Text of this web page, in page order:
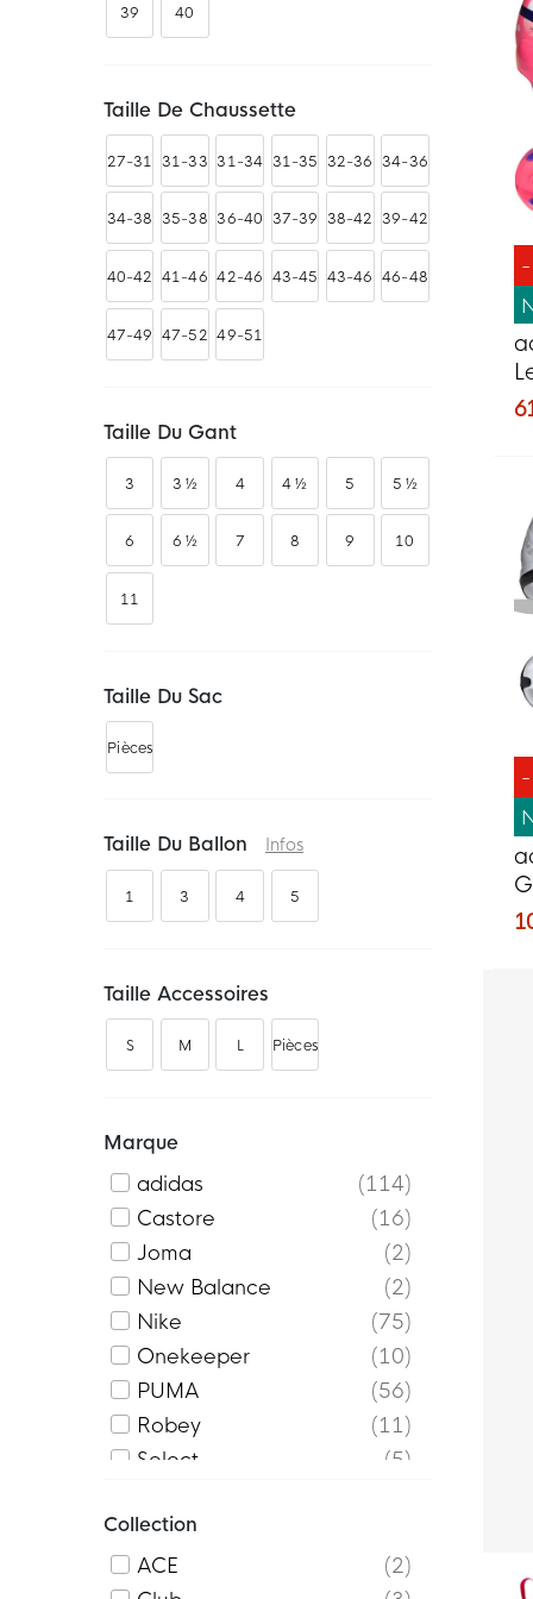
39 40
Taille De Chaussette
27-31 31-33 31-34 31-35 32-36 34-36
34-38 35-38 36-40 37-39 38-42 39-42
40-42 41-46 42-46 43-45 43-46 46-48
47-49 47-52 49-51
Taille Du Gant
3 3 ½ 4 4 ½ 5 5 ½
6 6 ½ 7 8 9 10
11
Taille Du Sac
Pièces
Taille Du Ballon Infos
1 3 4 5
Taille Accessoires
S M L Pièces
Marque
adidas
114
Castore
16
Joma
2
New Balance
2
Nike
75
Onekeeper
10
PUMA
56
Robey
11
Select
5
Skechers
Under Armour
1
Collection
ACE
2